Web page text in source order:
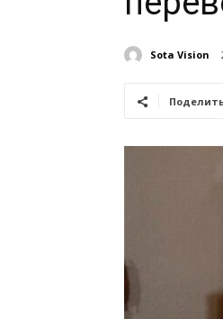
Sota Vision